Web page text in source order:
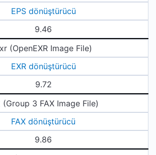
EPS dönüştürücü
9.46
(OpenEXR Image File)
EXR dönüştürücü
9.72
(Group 3 FAX Image File)
FAX dönüştürücü
9.86